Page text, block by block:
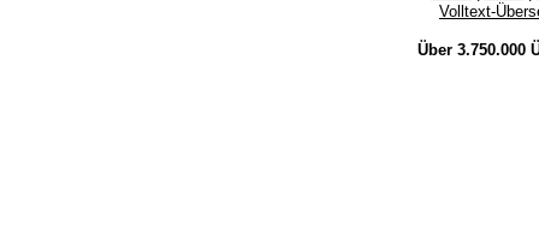
Volltext-
Über 3.750.000